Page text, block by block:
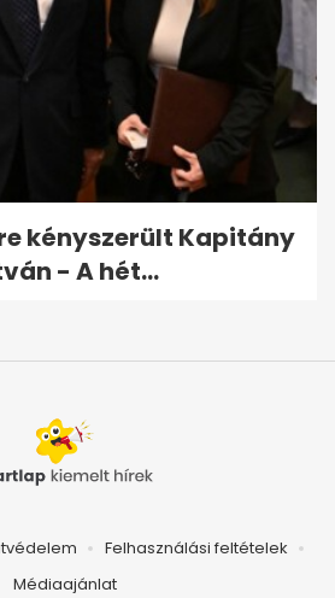
kényszerült Kapitány
- A hét...
Felhasználási feltételek
Médiaajánlat